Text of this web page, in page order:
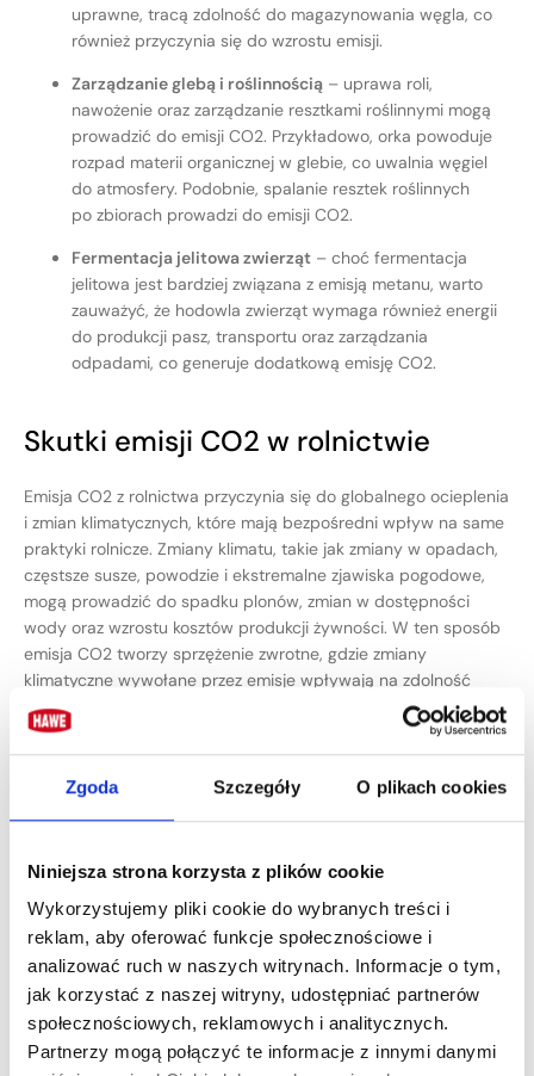
Zgoda Szczegóły O plikach cookies
Niniejsza strona korzysta z plików cookie
Wykorzystujemy pliki cookie do wybranych treści i
reklam, aby oferować funkcje społecznościowe i
analizować ruch w naszych witrynach. Informacje o tym,
jak korzystać z naszej witryny, udostępniać partnerów
społecznościowych, reklamowych i analitycznych.
Partnerzy mogą połączyć te informacje z innymi danymi
uprawne, tracą zdolność do magazynowania węgla, co
również przyczynia się do wzrostu emisji.
Zarządzanie glebą i roślinnością – uprawa roli,
nawożenie oraz zarządzanie resztkami roślinnymi mogą
prowadzić do emisji CO2. Przykładowo, orka powoduje
rozpad materii organicznej w glebie, co uwalnia węgiel
do atmosfery. Podobnie, spalanie resztek roślinnych
po zbiorach prowadzi do emisji CO2.
Fermentacja jelitowa zwierząt – choć fermentacja
jelitowa jest bardziej związana z emisją metanu, warto
zauważyć, że hodowla zwierząt wymaga również energii
do produkcji pasz, transportu oraz zarządzania
odpadami, co generuje dodatkową emisję CO2.
Skutki emisji CO2 w rolnictwie
Emisja CO2 z rolnictwa przyczynia się do globalnego ocieplenia
i zmian klimatycznych, które mają bezpośredni wpływ na same
praktyki rolnicze. Zmiany klimatu, takie jak zmiany w opadach,
częstsze susze, powodzie i ekstremalne zjawiska pogodowe,
mogą prowadzić do spadku plonów, zmian w dostępności
wody oraz wzrostu kosztów produkcji żywności. W ten sposób
emisja CO2 tworzy sprzężenie zwrotne, gdzie zmiany
klimatyczne wywołane przez emisje wpływają na zdolność
rolnictwa do produkcji żywności, co z kolei może prowadzić
do dalszej degradacji środowiska.
Emisja CO2 w rolnictwie –
zaradcze
Zważywszy na fakt, iż rolnictwo jest jednym z najważniejszych
sektorów gospodarki światowej, opracowanie rozwiązań
redukcji emisji CO2 w tym obszarze było konieczne.
Zrównoważone zarządzanie glebą– wprowadzenie
praktyk zrównoważonego zarządzania glebą, takich jak